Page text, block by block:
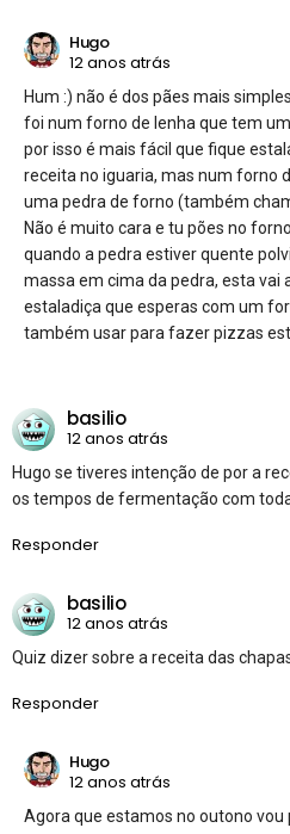
Hugo
12 anos atrás
Hum :) não é dos pães mais
foi num forno de lenha que tem
por isso é mais fácil que fique
receita no iguaria, mas num forno
uma pedra de forno (também
Não é muito cara e tu pões no
quando a pedra estiver quente
massa em cima da pedra, esta vai
estaladiça que esperas com um
também usar para fazer pizzas
basilio
12 anos atrás
Hugo se tiveres intenção de por a
os tempos de fermentação com
Responder
basilio
12 anos atrás
Quiz dizer sobre a receita das
Responder
Hugo
12 anos atrás
Agora que estamos no outono vou